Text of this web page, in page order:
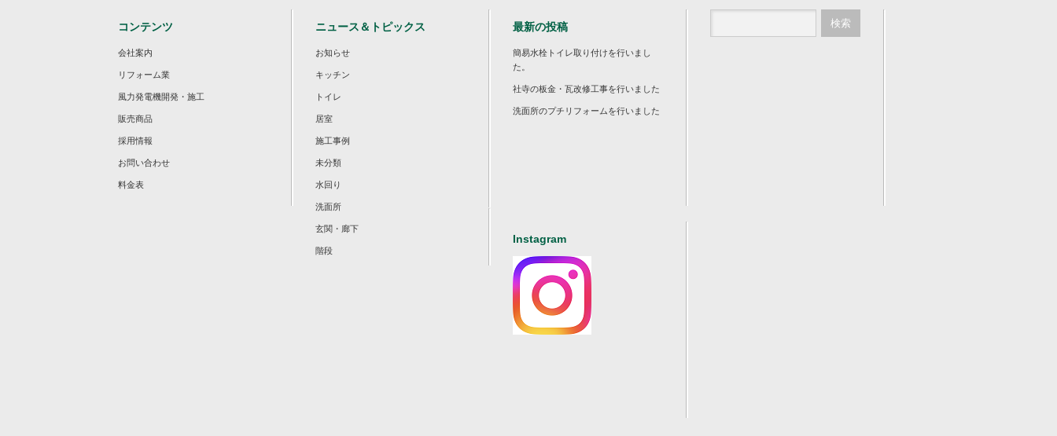
コンテンツ
会社案内
リフォーム業
風力発電機開発・施工
販売商品
採用情報
お問い合わせ
料金表
ニュース＆トピックス
お知らせ
キッチン
トイレ
居室
施工事例
未分類
水回り
洗面所
玄関・廊下
階段
最新の投稿
簡易水栓トイレ取り付けを行いまし
た。
社寺の板金・瓦改修工事を行いました
洗面所のプチリフォームを行いました
Instagram